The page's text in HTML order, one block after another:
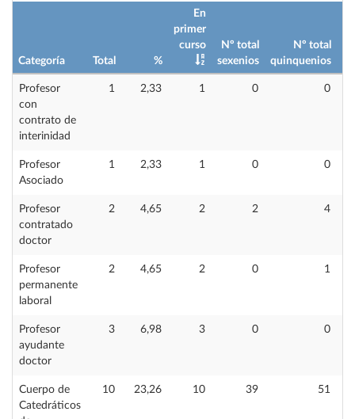
Categoría Total %
En
primer
curso
Nº total
sexenios
Nº total
quinquenios
Profesor
con
contrato de
interinidad
1 2,33 1 0 0
Profesor
Asociado
1 2,33 1 0 0
Profesor
contratado
doctor
2 4,65 2 2 4
Profesor
permanente
laboral
2 4,65 2 0 1
Profesor
ayudante
doctor
3 6,98 3 0 0
Cuerpo de
Catedráticos
10 23,26 10 39 51